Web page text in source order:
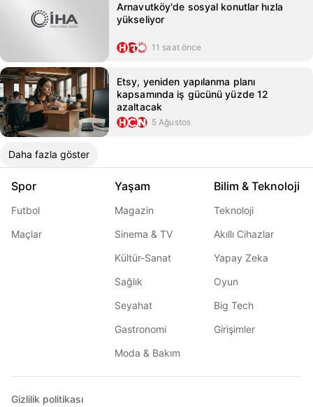
Arnavutköy'de sosyal konutlar hızla
yükseliyor
11 saat önce
Etsy, yeniden yapılanma planı
kapsamında iş gücünü yüzde 12
azaltacak
5 Ağustos
Daha fazla göster
Spor
Futbol
Maçlar
Yaşam
Magazin
Sinema & TV
Kültür-Sanat
Sağlık
Seyahat
Gastronomi
Moda & Bakım
Bilim & Teknoloji
Teknoloji
Akıllı Cihazlar
Yapay Zeka
Oyun
Big Tech
Girişimler
Gizlilik politikası